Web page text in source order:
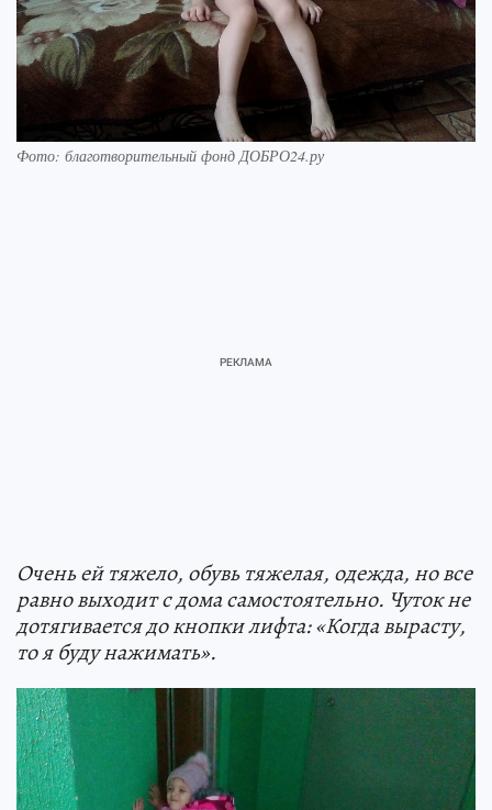
Фото: благотворительный фонд ДОБРО24.ру
Очень ей тяжело, обувь тяжелая, одежда, но все
равно выходит с дома самостоятельно. Чуток не
дотягивается до кнопки лифта: «Когда вырасту,
то я буду нажимать».